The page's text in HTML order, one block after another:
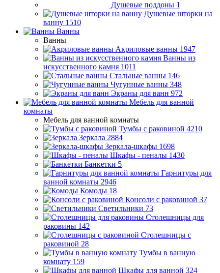
Душевые поддоны 1
Душевые шторки на
ванну 1510
Ванны
Ванны
Акриловые ванны 1947
Ванны из
искусственного камня 1011
Стальные ванны 146
Чугунные ванны 348
Экраны для ванн 972
Мебель для ванной
комнаты
Мебель для ванной комнаты
Тумбы с раковиной 4210
Зеркала 2884
Зеркала-шкафы 1698
Шкафы - пеналы 1430
Банкетки 5
Гарнитуры для
ванной комнаты 2946
Комоды 18
Консоли с раковиной 37
Светильники 73
Столешницы для
раковины 142
Столешницы с
раковиной 28
Тумбы в ванную
комнату 159
Шкафы для ванной 324